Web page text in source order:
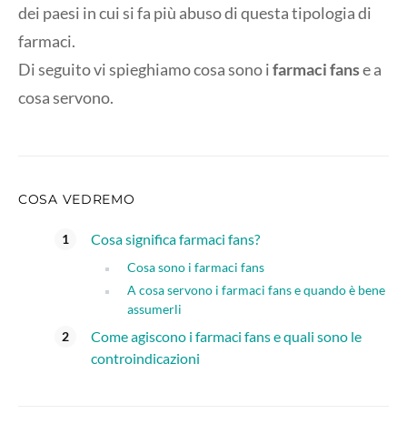
dei paesi in cui si fa più abuso di questa tipologia di
farmaci.
Di seguito vi spieghiamo cosa sono ifarmaci fanse a
cosa servono.
COSA VEDREMO
Cosa significa farmaci fans?
Cosa sono i farmaci fans
A cosa servono i farmaci fans e quando è bene
assumerli
Come agiscono i farmaci fans e quali sono le
controindicazioni